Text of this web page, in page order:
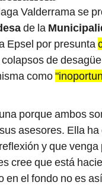
Valderrama se
de la
Epsel por presunta
de
como
porque ambos
asesores. Ella
y que
cree que está
en el fondo no es